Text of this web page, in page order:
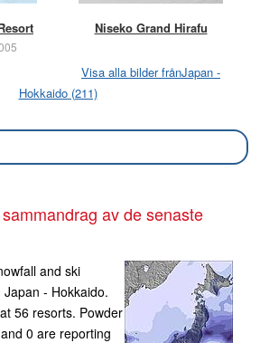
Niseko Grand Hirafu
Visa alla bilder frånJapan -
Hokkaido (211)
and ski
- Hokkaido.
56 resorts. Powder
0 are reporting